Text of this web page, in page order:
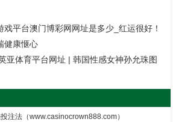
戏平台澳门博彩网网址是多少_红运很好！
健康惬心
亚体育平台网址 | 韩国性感女神孙允珠图
注法（www.casinocrown888.com）